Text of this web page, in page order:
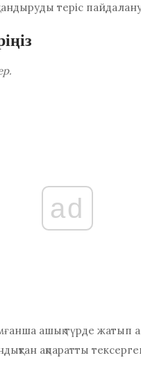
теріс
ad
ашық түрде жатып
ақпаратты